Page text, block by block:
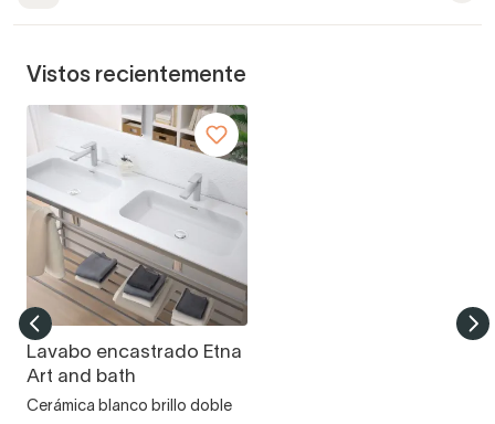
Vistos recientemente
Lavabo encastrado Etna
Art and bath
Cerámica blanco brillo doble